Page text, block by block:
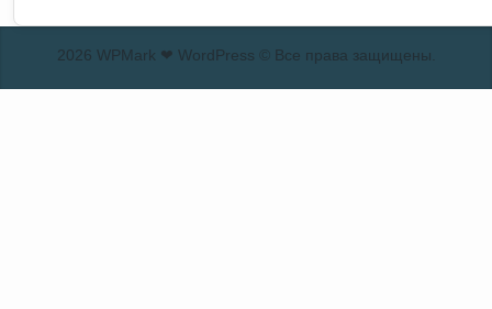
2026 WPMark ❤ WordPress © Все права защищены.